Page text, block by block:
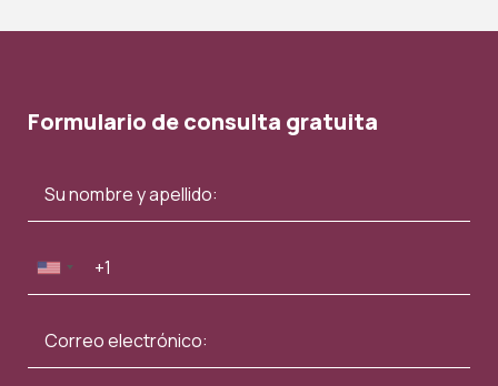
Formulario de consulta gratuita